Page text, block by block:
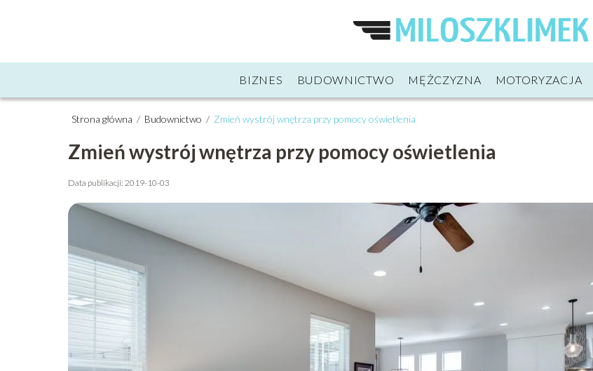
BIZNES BUDOWNICTWO MĘŻCZYZNA MOTORYZACJA
Strona główna / Budownictwo / Zmień wystrój wnętrza przy pomocy oświetlenia
Zmień wystrój wnętrza przy pomocy oświetlenia
Data publikacji: 2019-10-03